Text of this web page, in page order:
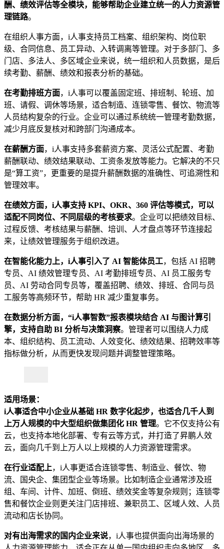
酬、绩效评估等全模块，能够帮助企业建立统一的人力资源管
理链路。
在组织人事方面，i人事支持员工档案、组织架构、岗位职
级、合同信息、员工异动、入转调离等管理。对于多部门、多
门店、多法人、多区域企业来说，统一组织和人员数据，是后
续考勤、薪酬、绩效和报表分析的基础。
在考勤排班方面，i人事可以覆盖固定班、排班制、轮班、加
班、请假、调休等场景，适合制造、连锁零售、餐饮、物流等
人员结构复杂的行业。企业可以通过系统统一管理考勤数据，
减少月底反复核对和跨部门沟通成本。
在薪酬方面，i人事支持多套薪资方案、灵活公式配置、考勤
薪酬联动、绩效结果联动、工资条发放等能力。它解决的不只
是“算工资”，更重要的是提升薪酬数据的准确性、可追溯性和
管理效率。
在绩效方面，i人事支持 KPI、OKR、360 评估等模式，可以
适配不同岗位、不同层级的考核要求。企业可以把绩效目标、
过程反馈、考核结果与薪酬、培训、人才盘点等环节连接起
来，让绩效管理服务于组织改进。
在智能化能力上，i人事引入了 AI 智能体员工，包括 AI 招聘
专员、AI 绩效管理专员、AI 考勤排班专员、AI 员工服务专
员、AI 劳动合同专员等，覆盖招聘、绩效、排班、合同与员
工服务等高频环节，帮助 HR 减少重复事务。
在数据分析方面，“i人事智数”报表模块结合 AI 与图计算引
擎，支持自助 BI 分析与决策洞察。管理者可以围绕人力成
本、组织结构、员工流动、人效变化、绩效结果、招聘效率等
指标做分析，从而更快发现问题并调整管理策略。
适用场景：
i人事适合中小企业从基础 HR 数字化起步，也适合几千人到
上万人规模的中大型组织做集团化 HR 管理。它不仅支持公有
云，也支持本地化部署、专有云等方式，并打造了昇鹏人效
云，面向几千到上万人以上规模的人力资源管理需求。
在行业适配上，i人事更适合连锁零售、制造业、餐饮、物
流、国央企、集团型企业等场景。比如制造企业通常涉及班
组、车间、计件、加班、倒班、绩效奖金等复杂规则；连锁零
售和餐饮企业则更关注门店排班、兼职员工、区域人效、人员
流动和店长协同。
对有出海需求的国内企业来说，i人事也提供面向出海场景的